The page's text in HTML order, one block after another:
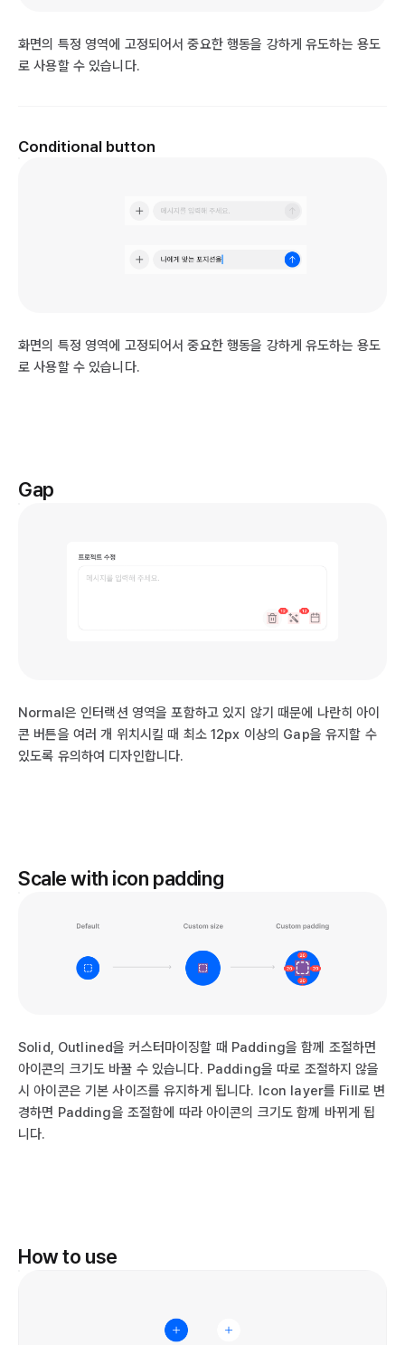
화면의 특정 영역에 고정되어서 중요한 행동을 강하게 유도하는 용도
로 사용할 수 있습니다.
Conditional button
화면의 특정 영역에 고정되어서 중요한 행동을 강하게 유도하는 용도
로 사용할 수 있습니다.
Gap
Normal은 인터랙션 영역을 포함하고 있지 않기 때문에 나란히 아이
콘 버튼을 여러 개 위치시킬 때 최소 12px 이상의 Gap을 유지할 수
있도록 유의하여 디자인합니다.
Scale with icon padding
Solid, Outlined을 커스터마이징할 때 Padding을 함께 조절하면
아이콘의 크기도 바꿀 수 있습니다. Padding을 따로 조절하지 않을
시 아이콘은 기본 사이즈를 유지하게 됩니다. Icon layer를 Fill로 변
경하면 Padding을 조절함에 따라 아이콘의 크기도 함께 바뀌게 됩
니다.
How to use